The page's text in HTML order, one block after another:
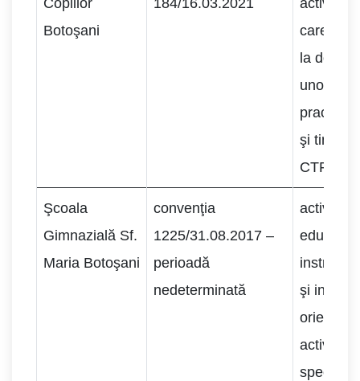
Copiilor
Botoşani
184/16.03.2021
activităţi
care să
la
unor
practice
şi
CTF.
Şcoala
Gimnazială Sf.
Maria Botoşani
convenţia
1225/31.08.2017 –
perioadă
nedeterminată
activităţi
educaţie
instruire
şi
activităţi
specifice